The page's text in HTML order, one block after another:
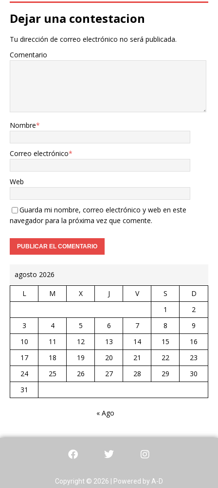
Dejar una contestacion
Tu dirección de correo electrónico no será publicada.
Comentario
Nombre*
Correo electrónico*
Web
Guarda mi nombre, correo electrónico y web en este
navegador para la próxima vez que comente.
agosto 2026
L M X J V S
D
1
2
3
4 5 6 7 8
9
10
11 12 13 14 15
16
17
18 19 20 21 22
23
24
25 26 27 28 29
30
31
« Ago
Copyright © 2026 | Powered by A-D